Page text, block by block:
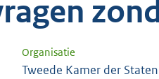
Organisatie
Tweede Kamer der